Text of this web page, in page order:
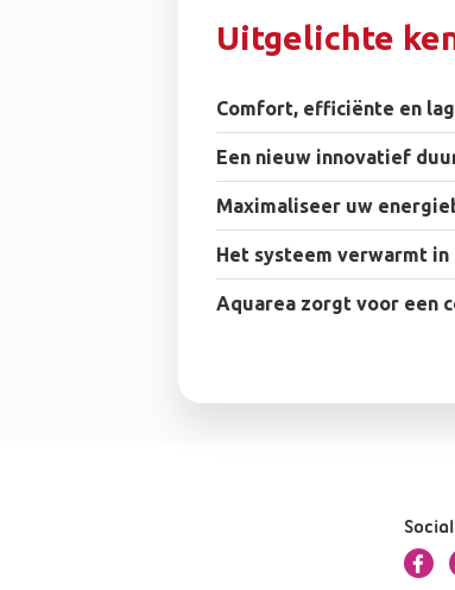
Uitgelichte
Comfort, efficiënte en
Een nieuw innovatief
Maximaliseer uw
Het systeem verwarmt
Aquarea zorgt voor een